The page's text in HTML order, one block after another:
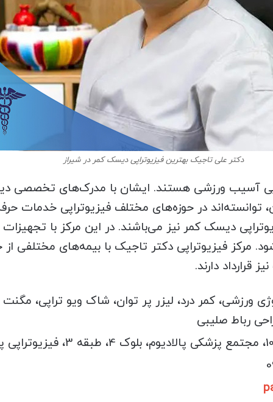
دکتر علی تاجیک بهترین فیزیوتراپی دیسک کمر در شیراز
آسیب ورزشی هستند. ایشان با مدرک‌های تخصصی
در حوزه‌های مختلف فیزیوتراپی خدمات
دیسک کمر نیز می‌باشند. در این مرکز با
مرکز فیزیوتراپی دکتر تاجیک با بیمه‌های مختلفی از
قرارداد دارند.
ورزشی، کمر درد، لیزر پر توان، شاک ویو تراپی،
رباط صلیبی